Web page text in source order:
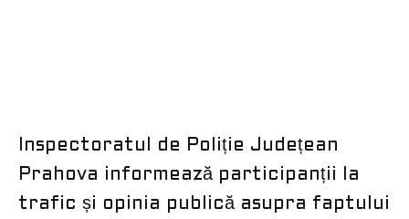
Inspectoratul de Poliție Județean
Prahova informează participanții la
trafic și opinia publică asupra faptului